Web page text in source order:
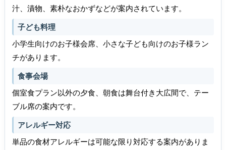
汁、漬物、素朴なおかずなどが案内されています。
子ども料理
小学生向けのお子様会席、小さな子ども向けのお子様ラン
チがあります。
食事会場
個室食プラン以外の夕食、朝食は舞台付き大広間で、テー
ブル席の案内です。
アレルギー対応
単品の食材アレルギーは可能な限り対応する案内がありま